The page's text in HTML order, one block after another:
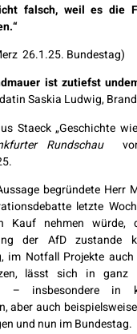
falsch, weil es die
26.1.25. Bundestag)
ist zutiefst
Saskia Ludwig,
Staeck „Geschichte
Rundschauvom
begründete Herr
letzte
Kauf nehmen würde,
der AfD zustande
im Notfall Projekte
lässt sich in ganz
– insbesondere in
aber auch
und nun im Bundestag.